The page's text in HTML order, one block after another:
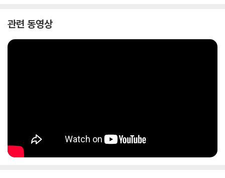
한다. 그런데 많은 선택지가 도리어 발목을 잡는다. 도무지 어떻게 영어공
책, 『딸에게 들려주는 영어수업』이 나왔다.
관련 동영상